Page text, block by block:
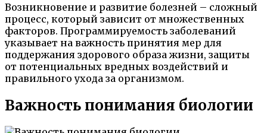
Возникновение и развитие болезней – сложный
процесс, который зависит от множественных
факторов. Программируемость заболеваний
указывает на важность принятия мер для
поддержания здорового образа жизни, защиты
от потенциальных вредных воздействий и
правильного ухода за организмом.
Важность понимания биологии